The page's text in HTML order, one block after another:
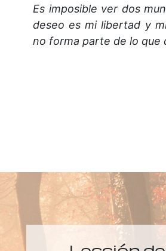
Es imposible ver dos
deseo es mi libertad y
no forma parte de lo que